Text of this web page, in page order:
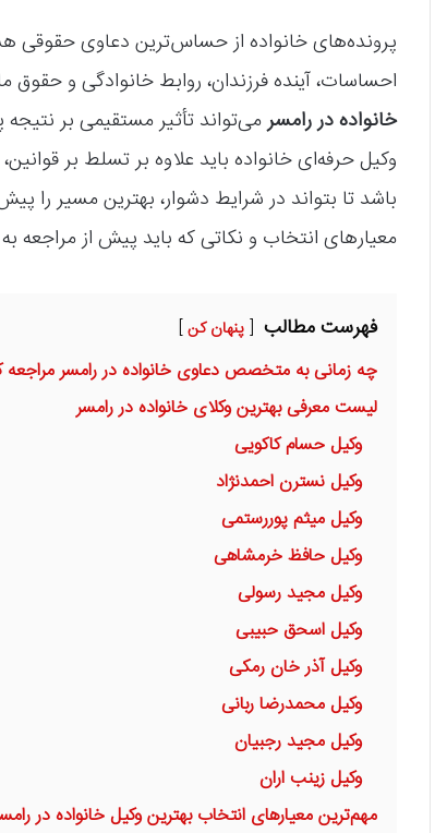
پرونده‌های خانواده از حساس‌ترین دعاوی حقوقی
احساسات، آینده فرزندان، روابط خانوادگی و حقوق
خانواده در رامسرمی‌تواند تأثیر مستقیمی بر
وکیل حرفه‌ای خانواده باید علاوه بر تسلط بر
باشد تا بتواند در شرایط دشوار، بهترین مسیر را
معیارهای انتخاب و نکاتی که باید پیش از مراجعه
فهرست مطالب پنهان کن
چه زمانی به متخصص دعاوی خانواده در رامسر مراجعه
لیست معرفی بهترین وکلای خانواده در رامسر
وکیل حسام کاکویی
وکیل نسترن احمدنژاد
وکیل میثم پوررستمی
وکیل حافظ خرمشاهی
وکیل مجید رسولی
وکیل اسحق حبیبی
وکیل آذر خان رمکی
وکیل محمدرضا ربانی
وکیل مجید رجبیان
وکیل زینب اران
مهم‌ترین معیارهای انتخاب بهترین وکیل خانواده در